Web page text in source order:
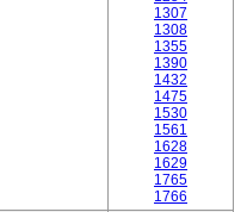
1307
1308
1355
1390
1432
1475
1530
1561
1628
1629
1765
1766